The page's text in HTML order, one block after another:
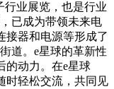
行业展览，也是行业
已成为带领未来电
接器和电源等形成了
道。e星球的革新性
的动力。在e星球
时轻松交流，共同见